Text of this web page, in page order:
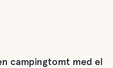
campingtomt med el